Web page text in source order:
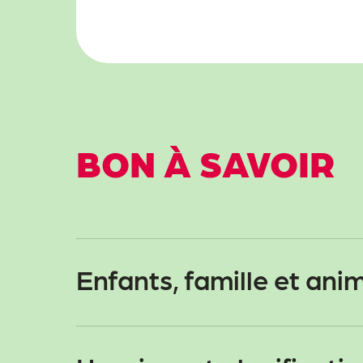
BON À SAVOIR
Enfants, famille et